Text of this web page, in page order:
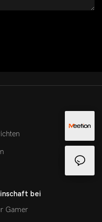
bei
Gamer